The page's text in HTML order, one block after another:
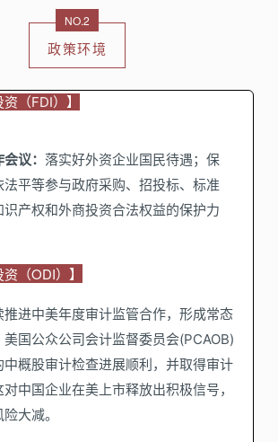
NO.2
政策环境
（FDI）】
议： 落实好外资企业国民待遇；保
法平等参与政府采购、招投标、标准
产权和外商投资合法权益的保护力
（ODI） 】
推进中美年度审计监管合作，形成常态
国公众公司会计监督委员会(PCAOB)
概股审计检查进展顺利，并取得审计
中国企业在美上市释放出积极信号，
大减。